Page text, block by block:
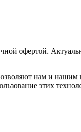
офертой.
нам и нашим
этих